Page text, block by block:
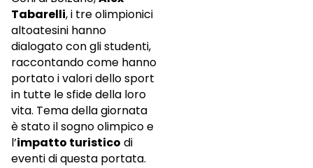
Tabarelli, i tre olimpionici
altoatesini hanno
dialogato con gli studenti,
raccontando come hanno
portato i valori dello sport
in tutte le sfide della loro
vita. Tema della giornata
è stato il sogno olimpico e
l’impatto turistico di
eventi di questa portata.